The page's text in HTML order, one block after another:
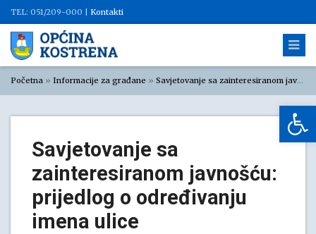
TEL: 051/209-000 | Kontakti
Početna » Informacije za građane » Savjetovanje sa zainteresiranom javnošću
Savjetovanje sa
zainteresiranom javnošću:
prijedlog o određivanju
imena ulice